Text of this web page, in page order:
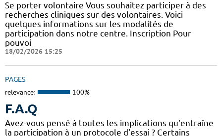
Se porter volontaire Vous souhaitez participer à des
recherches cliniques sur des volontaires. Voici
quelques informations sur les modalités de
participation dans notre centre. Inscription Pour
pouvoi
18/02/2026 15:25
PAGES
relevance: 100%
F.A.Q
Avez-vous pensé à toutes les implications qu'entraîne
la participation à un protocole d'essai ? Certains